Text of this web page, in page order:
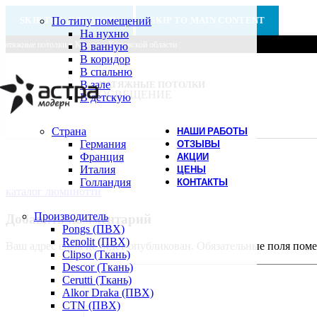
SKIP TO NAVIGATION SKIP TO MAIN CONTENT
потолки в Калуге и Калужской области
НАТЯЖНЫЕ ПОТОЛКИ
ОСВЕЩЕНИЕ
По типу помещений
На нухню
В ванную
В коридор
В спальню
В зале
В детскую
Страна
Германия
Франция
Италия
Голландия
Производитель
Pongs (ПВХ)
Renolit (ПВХ)
Clipso (Ткань)
Descor (Ткань)
Cerutti (Ткань)
Alkor Draka (ПВХ)
CTN (ПВХ)
НАШИ РАБОТЫ
ОТЗЫВЫ
АКЦИИ
ЦЕНЫ
КОНТАКТЫ
каталог люминотти
Добавить комментарий
Ваш адрес email не будет опубликован. Обязательные поля